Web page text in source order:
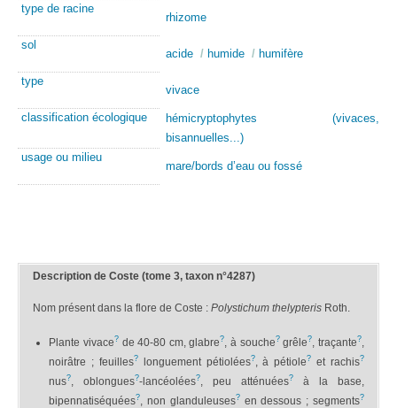
type de racine
rhizome
sol
acide / humide / humifère
type
vivace
classification écologique
hémicryptophytes (vivaces,
bisannuelles...)
usage ou milieu
mare/bords d’eau ou fossé
Description de Coste (tome 3, taxon n°4287)
Nom présent dans la flore de Coste :Polystichum thelypteris Roth.
Plante vivace? de 40-80 cm, glabre? , à souche?grêle? , traçante?,
noirâtre ; feuilles? longuement pétiolées?, à pétiole? et rachis?
nus? , oblongues?-lancéolées? , peu atténuées?
à la base,
bipennatiséquées? , non glanduleuses?en dessous ; segments?